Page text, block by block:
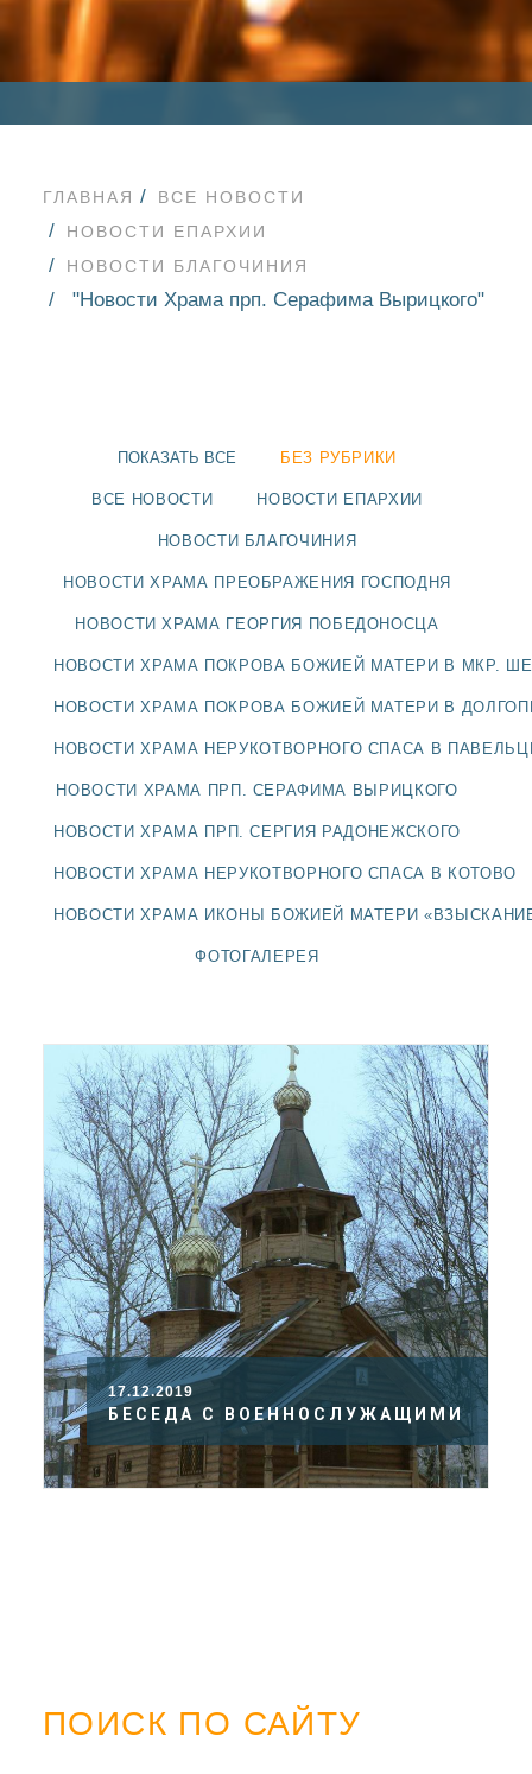
НОВОСТИ
БЛАГОЧИНИЯ
БЛАГОЧИНИЕ
ГЛАВНАЯ
ВСЕ НОВОСТИ
НОВОСТИ ЕПАРХИИ
НОВОСТИ БЛАГОЧИНИЯ
"Новости Храма прп. Серафима Вырицкого"
ПОКАЗАТЬ ВСЕ БЕЗ РУБРИКИ
ВСЕ НОВОСТИ НОВОСТИ ЕПАРХИИ
НОВОСТИ БЛАГОЧИНИЯ
НОВОСТИ ХРАМА ПРЕОБРАЖЕНИЯ ГОСПОДНЯ
НОВОСТИ ХРАМА ГЕОРГИЯ ПОБЕДОНОСЦА
НОВОСТИ ХРАМА ПОКРОВА БОЖИЕЙ МАТЕРИ В МКР.
НОВОСТИ ХРАМА ПОКРОВА БОЖИЕЙ МАТЕРИ В
НОВОСТИ ХРАМА НЕРУКОТВОРНОГО СПАСА В
НОВОСТИ ХРАМА ПРП. СЕРАФИМА ВЫРИЦКОГО
НОВОСТИ ХРАМА ПРП. СЕРГИЯ РАДОНЕЖСКОГО
НОВОСТИ ХРАМА НЕРУКОТВОРНОГО СПАСА В КОТОВО
НОВОСТИ ХРАМА ИКОНЫ БОЖИЕЙ МАТЕРИ
ФОТОГАЛЕРЕЯ
17.12.2019
БЕСЕДА С ВОЕННОСЛУЖАЩИМИ
ПОИСК ПО САЙТУ